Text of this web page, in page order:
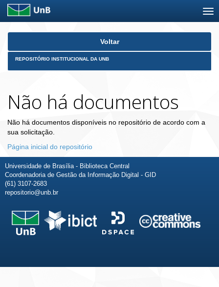
Skip
Voltar
REPOSITÓRIO INSTITUCIONAL DA UNB
Não há documentos
Não há documentos disponíveis no repositório de acordo com a
sua solicitação.
Página inicial do repositório
Universidade de Brasília - Biblioteca Central
Coordenadoria de Gestão da Informação Digital - GID
(61) 3107-2683
repositorio@unb.br